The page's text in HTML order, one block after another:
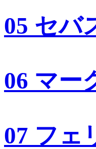
05 セバ
06 マー
07 フェ